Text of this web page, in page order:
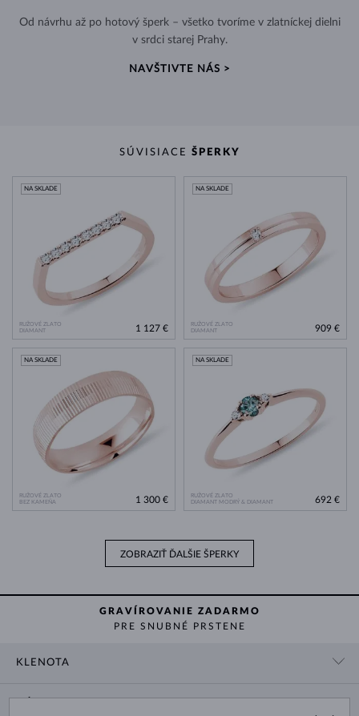
Od návrhu až po hotový šperk – všetko tvoríme v zlatníckej dielni
v srdci starej Prahy.
NAVŠTIVTE NÁS >
SÚVISIACE ŠPERKY
RUŽOVÉ ZLATO
DIAMANT
NA SKLADE
1 127 €
RUŽOVÉ ZLATO
DIAMANT
NA SKLADE
909 €
RUŽOVÉ ZLATO
BEZ KAMEŇA
NA SKLADE
1 300 €
RUŽOVÉ ZLATO
DIAMANT MODRÝ & DIAMANT
NA SKLADE
692 €
ZOBRAZIŤ ĎALŠIE ŠPERKY
GRAVÍROVANIE ZADARMO
PRE SNUBNÉ PRSTENE
KLENOTA